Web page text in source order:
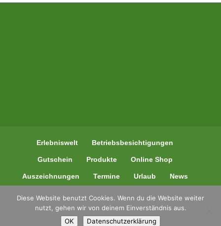
Erlebniswelt Betriebsbesichtigungen
Gutschein Produkte Online Shop
Auszeichnungen Termine Urlaub News
Diese Website benutzt Cookies. Wenn du die Website weiter
nutzt, gehen wir von deinem Einverständnis aus.
OK
Datenschutzerklärung